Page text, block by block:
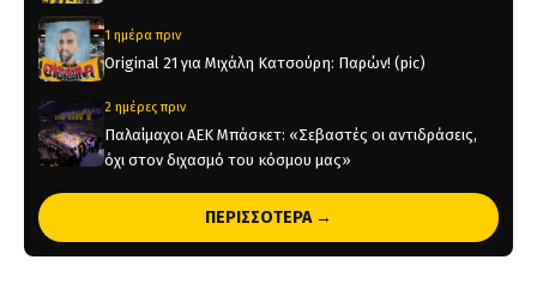
1 ημέρα πριν
Original 21 για Μιχάλη Κατσούρη: Παρών! (pic)
2 ημέρες πριν
Παλαίμαχοι ΑΕΚ Μπάσκετ: «Σεβαστές οι αντιδράσεις,
όχι στον διχασμό του κόσμου μας»
Χάντμπολ Γυναικών: Παίκτρια της ΑΕΚ η Νικολίνα
ΠΕΡΙΣΣΟΤΕΡΑ →